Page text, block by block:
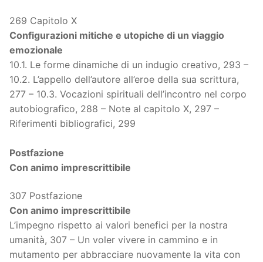
269 Capitolo X
Configurazioni mitiche e utopiche di un viaggio
emozionale
10.1. Le forme dinamiche di un indugio creativo, 293 –
10.2. L’appello dell’autore all’eroe della sua scrittura,
277 – 10.3. Vocazioni spirituali dell’incontro nel corpo
autobiografico, 288 – Note al capitolo X, 297 –
Riferimenti bibliografici, 299
Postfazione
Con animo imprescrittibile
307 Postfazione
Con animo imprescrittibile
L’impegno rispetto ai valori benefici per la nostra
umanità, 307 – Un voler vivere in cammino e in
mutamento per abbracciare nuovamente la vita con